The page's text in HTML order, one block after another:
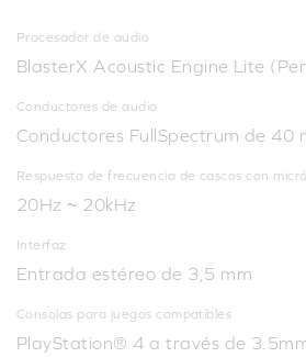
Procesador de audio
BlasterX Acoustic Engine Lite
Conductores de audio
Conductores FullSpectrum de 40
Respuesta de frecuencia de cascos con
20Hz ~ 20kHz
Interfaz
Entrada estéreo de 3,5 mm
Consolas para juegos compatibles
PlayStation® 4 a través de